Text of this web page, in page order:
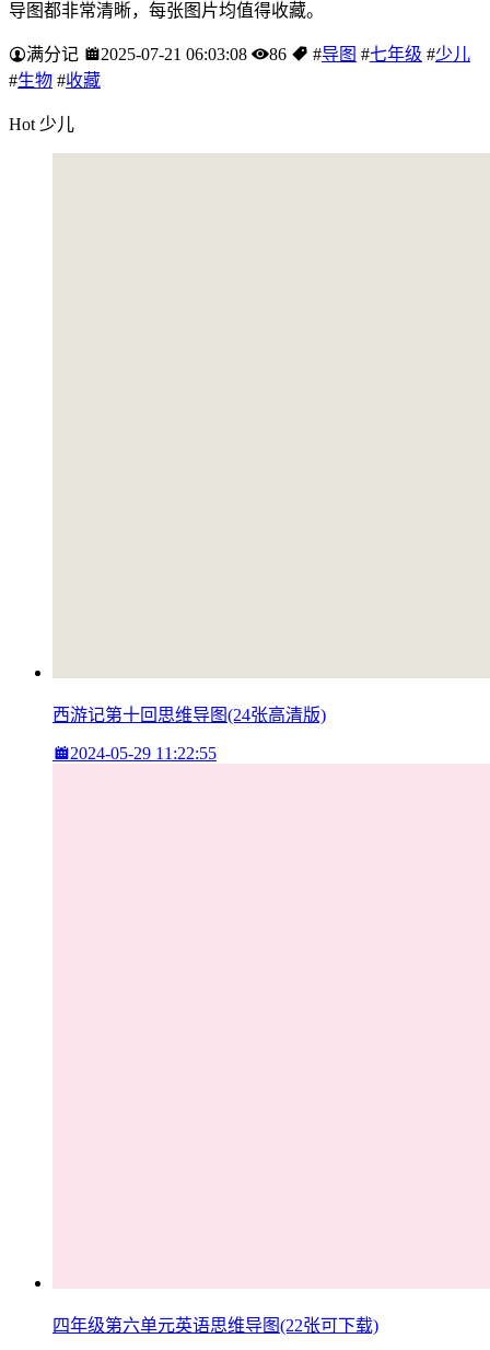
导图都非常清晰，每张图片均值得收藏。
满分记 2025-07-21 06:03:08 86 #导图 #七年级 #少儿
#生物 #收藏
Hot 少儿
西游记第十回思维导图(24张高清版)
2024-05-29 11:22:55
四年级第六单元英语思维导图(22张可下载)